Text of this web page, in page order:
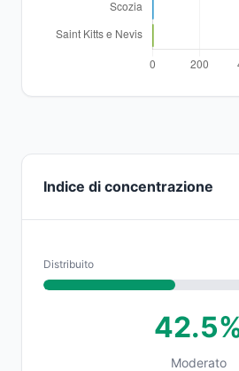
Indice di concentrazione
Distribuito
Moderato